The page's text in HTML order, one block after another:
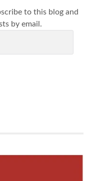
to this blog and
by email.